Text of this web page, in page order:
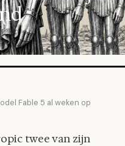
Fable 5 al weken op
twee van zijn